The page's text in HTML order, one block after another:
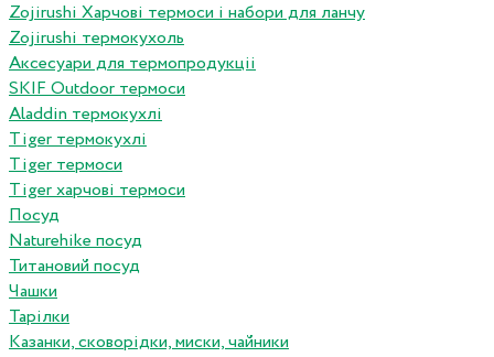
Zojirushi Харчові термоси і набори для ланчу
Zojirushi термокухоль
Аксесуари для термопродукціі
SKIF Outdoor термоси
Aladdin термокухлі
Tiger термокухлі
Tiger термоси
Tiger харчові термоси
Посуд
Naturehike посуд
Титановий посуд
Чашки
Тарілки
Казанки, сковорідки, миски, чайники